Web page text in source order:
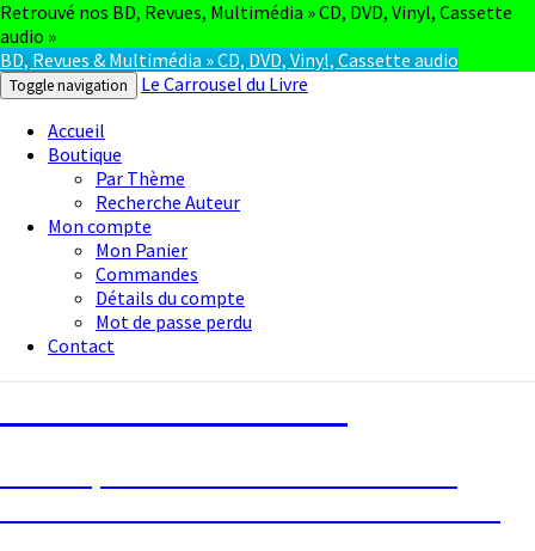
Retrouvé nos BD, Revues, Multimédia » CD, DVD, Vinyl, Cassette
audio »
BD, Revues & Multimédia » CD, DVD, Vinyl, Cassette audio
Toggle navigation
Le Carrousel du Livre
Accueil
Boutique
Par Thème
Recherche Auteur
Mon compte
Mon Panier
Commandes
Détails du compte
Mot de passe perdu
Contact